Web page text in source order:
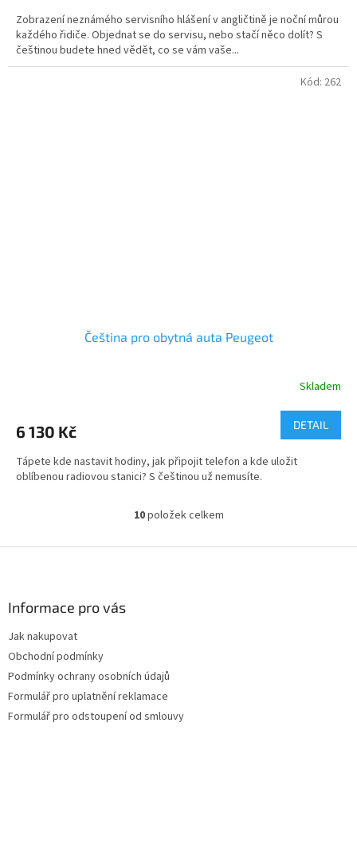
Zobrazení neznámého servisního hlášení v angličtině je noční můrou
každého řidiče. Objednat se do servisu, nebo stačí něco dolít? S
češtinou budete hned vědět, co se vám vaše...
Čeština pro obytná auta Peugeot
Skladem
6 130 Kč DETAIL
Tápete kde nastavit hodiny, jak připojit telefon a kde uložit
oblíbenou radiovou stanici? S češtinou už nemusíte.
Kód: 262
O
l
v
10položek celkem
Informace pro vás
Jak nakupovat
Obchodní podmínky
Podmínky ochrany osobních údajů
Formulář pro uplatnění reklamace
Formulář pro odstoupení od smlouvy